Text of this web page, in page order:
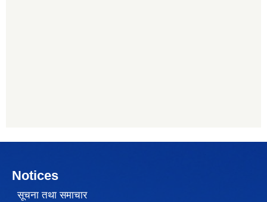
Notices
सूचना तथा समाचार